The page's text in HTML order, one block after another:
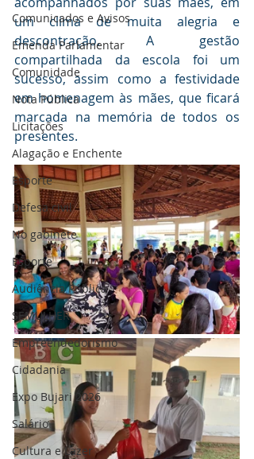
Comunicados e Avisos
Emenda Parlamentar
Comunidade
Nota Pública
Licitações
Alagação e Enchente
Esporte
Defesa civil
No gabinete
Esporte
Audiência Pública
SEMULHER
Empreendedorismo
Cidadania
Expo Bujari 2026
Salário
Cultura e Lazer
um clima de muita alegria e
descontração. A gestão
compartilhada da escola foi um
sucesso, assim como a festividade
em homenagem às mães, que ficará
marcada na memória de todos os
presentes.